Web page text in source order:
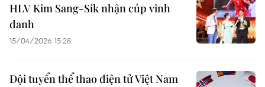
HLV Kim Sang-Sik nhận cúp vinh
danh
15/04/2026 15:28
Đội tuyển thể thao điện tử Việt Nam